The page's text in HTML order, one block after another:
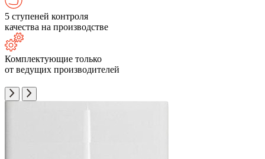
5 ступеней контроля
качества на производстве
Комплектующие только
от ведущих производителей